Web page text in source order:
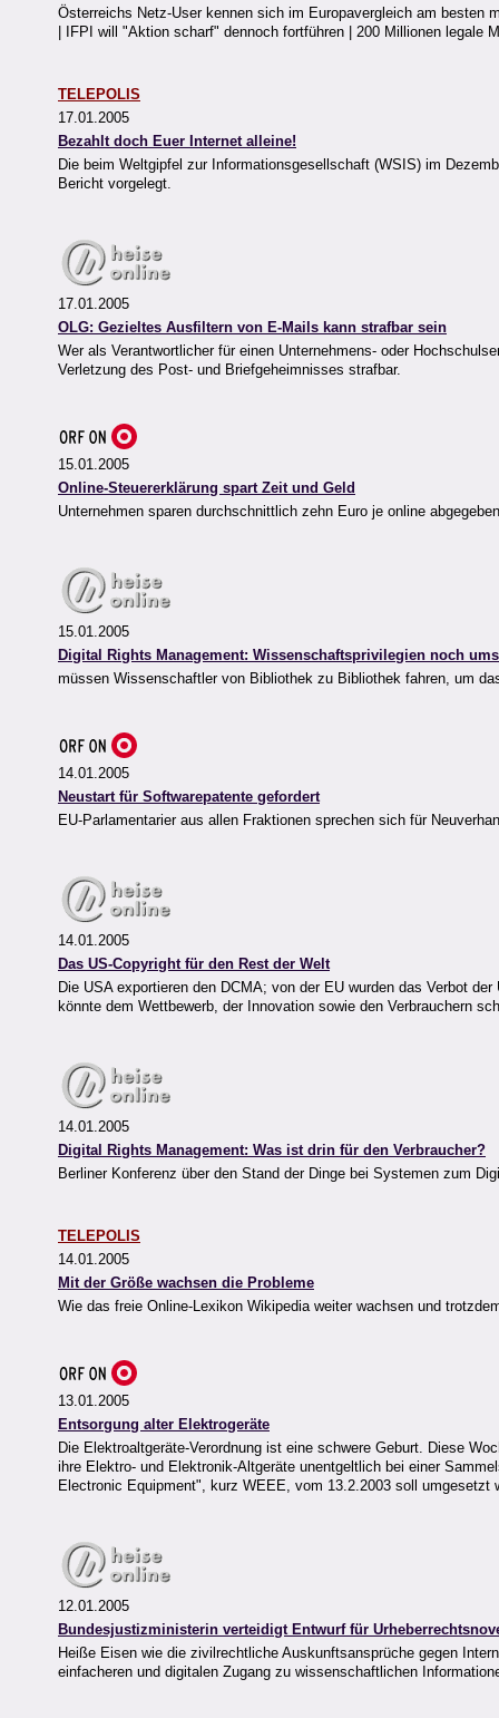
Österreichs Netz-User kennen sich im Europavergleich am besten
| IFPI will "Aktion scharf" dennoch fortführen | 200 Millionen legale
TELEPOLIS
17.01.2005
Bezahlt doch Euer Internet alleine!
Die beim Weltgipfel zur Informationsgesellschaft (WSIS) im
Bericht vorgelegt.
17.01.2005
OLG: Gezieltes Ausfiltern von E-Mails kann strafbar sein
Wer als Verantwortlicher für einen Unternehmens- oder
Verletzung des Post- und Briefgeheimnisses strafbar.
15.01.2005
Online-Steuererklärung spart Zeit und Geld
Unternehmen sparen durchschnittlich zehn Euro je online
15.01.2005
Digital Rights Management: Wissenschaftsprivilegien noch
müssen Wissenschaftler von Bibliothek zu Bibliothek fahren, um
14.01.2005
Neustart für Softwarepatente gefordert
EU-Parlamentarier aus allen Fraktionen sprechen sich für
14.01.2005
Das US-Copyright für den Rest der Welt
Die USA exportieren den DCMA; von der EU wurden das Verbot
könnte dem Wettbewerb, der Innovation sowie den Verbrauchern
14.01.2005
Digital Rights Management: Was ist drin für den Verbraucher?
Berliner Konferenz über den Stand der Dinge bei Systemen zum
TELEPOLIS
14.01.2005
Mit der Größe wachsen die Probleme
Wie das freie Online-Lexikon Wikipedia weiter wachsen und
13.01.2005
Entsorgung alter Elektrogeräte
Die Elektroaltgeräte-Verordnung ist eine schwere Geburt. Diese
ihre Elektro- und Elektronik-Altgeräte unentgeltlich bei einer
Electronic Equipment", kurz WEEE, vom 13.2.2003 soll umgesetzt
12.01.2005
Bundesjustizministerin verteidigt Entwurf für
Heiße Eisen wie die zivilrechtliche Auskunftsansprüche gegen
einfacheren und digitalen Zugang zu wissenschaftlichen